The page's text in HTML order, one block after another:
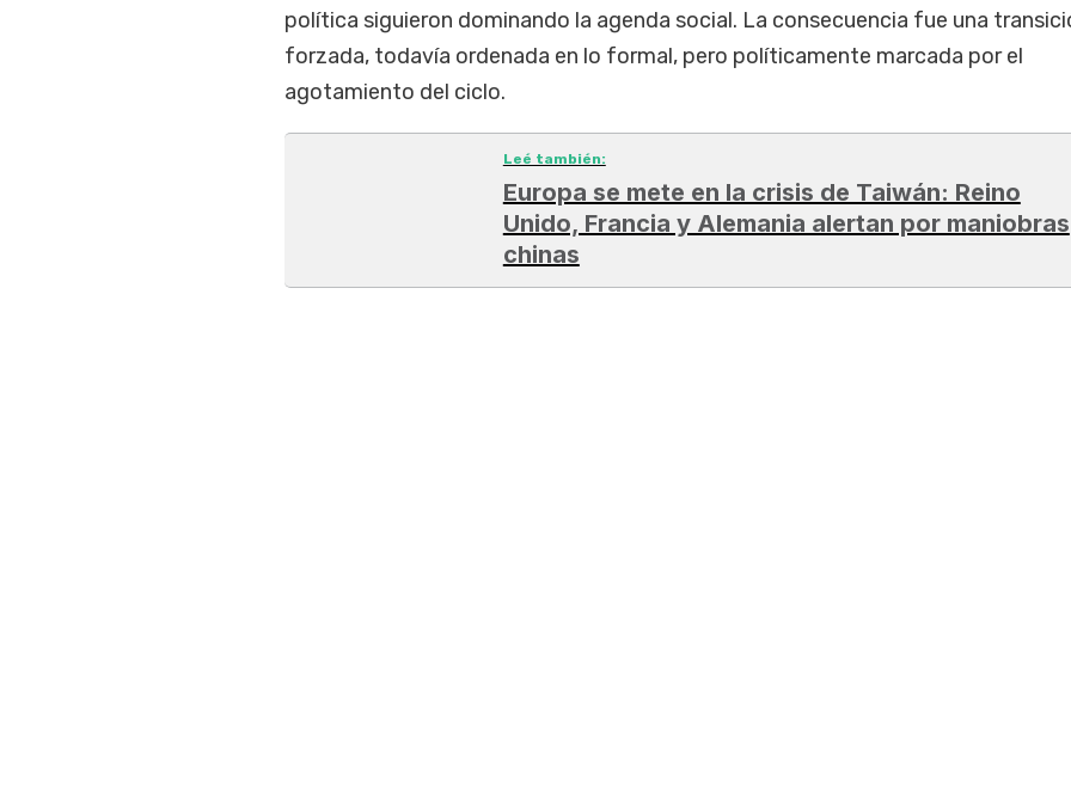
política siguieron dominando la agenda social. La consecuencia fue una
forzada, todavía ordenada en lo formal, pero políticamente marcada por el
agotamiento del ciclo.
Leé también:
Europa se mete en la crisis de Taiwán: Reino
Unido, Francia y Alemania alertan por maniobras
chinas